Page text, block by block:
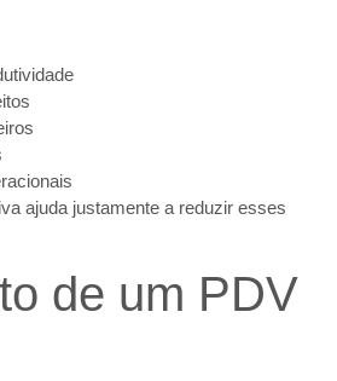
ajuda justamente a reduzir esses
de um PDV